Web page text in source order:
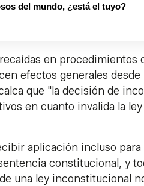
del mundo, ¿está el tuyo?
en procedimientos
efectos generales
que "la decisión de
en cuanto invalida la ley
aplicación incluso
constitucional, y
una ley inconstitucional